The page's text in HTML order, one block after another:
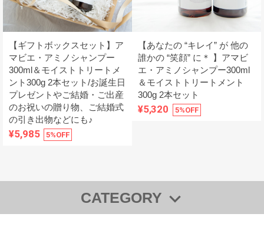
【ギフトボックスセット】ア
マビエ・アミノシャンプー
300ml＆モイストトリートメ
ント300g 2本セット/お誕生日
プレゼントやご結婚・ご出産
のお祝いの贈り物、ご結婚式
の引き出物などにも♪
¥5,985 5%OFF
【あなたの “キレイ” が 他の
誰かの “笑顔” に＊ 】アマビ
エ・アミノシャンプー300ml
＆モイストトリートメント
300g 2本セット
¥5,320 5%OFF
CATEGORY
◆【全商品一覧】